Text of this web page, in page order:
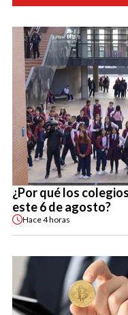
¿Por qué los
este 6 de agosto?
Hace4 horas